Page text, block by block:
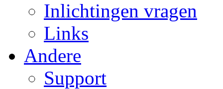
Inlichtingen vragen
Links
Andere
Support